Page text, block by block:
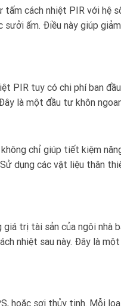
tấm cách nhiệt PIR với hệ
ấm. Điều này giúp
PIR tuy có chi phí ban
là một đầu tư khôn
chỉ giúp tiết kiệm
dụng các vật liệu thân
trị tài sản của ngôi nhà
nhiệt sau này. Đây là
hoặc sợi thủy tinh. Mỗi